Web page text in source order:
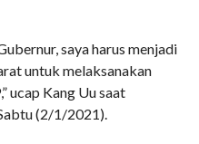
saya harus menjadi
untuk melaksanakan
ucap Kang Uu saat
(2/1/2021).